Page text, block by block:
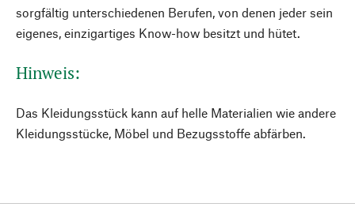
sorgfältig unterschiedenen Berufen, von denen jeder sein
eigenes, einzigartiges Know-how besitzt und hütet.
Hinweis:
Das Kleidungsstück kann auf helle Materialien wie andere
Kleidungsstücke, Möbel und Bezugsstoffe abfärben.